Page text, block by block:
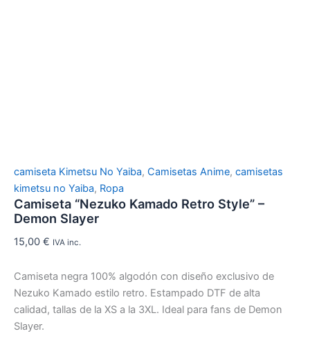
camiseta Kimetsu No Yaiba, Camisetas Anime, camisetas
kimetsu no Yaiba, Ropa
Camiseta “Nezuko Kamado Retro Style” –
Demon Slayer
15,00 € IVA inc.
Camiseta negra 100% algodón con diseño exclusivo de
Nezuko Kamado estilo retro. Estampado DTF de alta
calidad, tallas de la XS a la 3XL. Ideal para fans de Demon
Slayer.